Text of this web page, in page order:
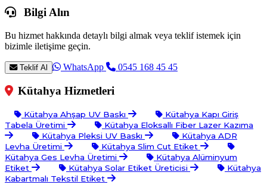
Bilgi Alın
Bu hizmet hakkında detaylı bilgi almak veya teklif istemek için
bizimle iletişime geçin.
Teklif Al WhatsApp 0545 168 45 45
Kütahya Hizmetleri
Kütahya Ahşap UV Baskı
Kütahya Kapı Giriş
Tabela Üretimi
Kütahya Eloksallı Fiber Lazer Kazıma
Kütahya Pleksi UV Baskı
Kütahya ADR
Levha Üretimi
Kütahya Slim Cut Etiket
Kütahya Ges Levha Üretimi
Kütahya Alüminyum
Etiket
Kütahya Solar Etiket Üreticisi
Kütahya
Kabartmalı Tekstil Etiket